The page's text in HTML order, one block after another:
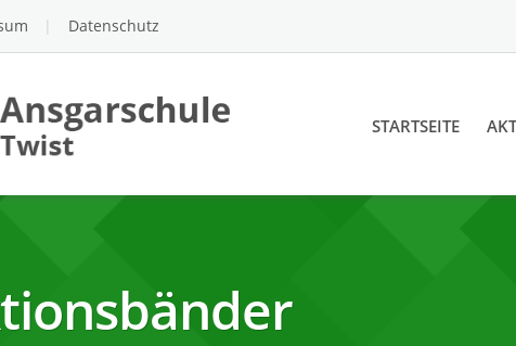
Datenschutz
STARTSEITE